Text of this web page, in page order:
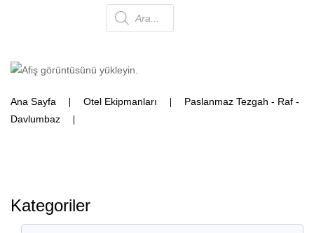
💰 En İyi Fiyatlarla
Armatür ve Musluk Grubu
Dış Mekan Çöp Kovaları
Products
Ana Sayfa Otel Ekipmanları
Paslanmaz Tezgah - Raf -
Davlumbaz
Kategoriler